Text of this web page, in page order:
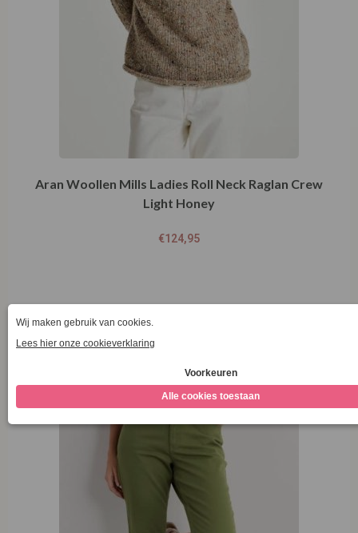
Aran Woollen Mills Ladies Roll Neck Raglan Crew
Light Honey
€124,95
Opties selecteren